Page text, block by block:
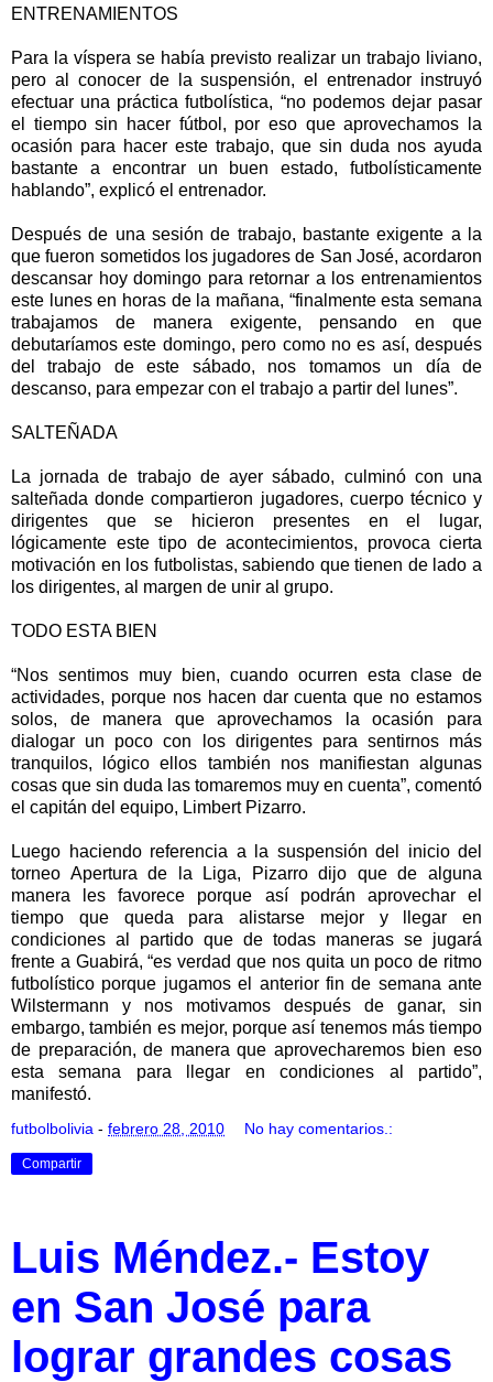
ENTRENAMIENTOS
Para la víspera se había previsto realizar un trabajo liviano,
pero al conocer de la suspensión, el entrenador instruyó
efectuar una práctica futbolística, “no podemos dejar pasar
el tiempo sin hacer fútbol, por eso que aprovechamos la
ocasión para hacer este trabajo, que sin duda nos ayuda
bastante a encontrar un buen estado, futbolísticamente
hablando”, explicó el entrenador.
Después de una sesión de trabajo, bastante exigente a la
que fueron sometidos los jugadores de San José, acordaron
descansar hoy domingo para retornar a los entrenamientos
este lunes en horas de la mañana, “finalmente esta semana
trabajamos de manera exigente, pensando en que
debutaríamos este domingo, pero como no es así, después
del trabajo de este sábado, nos tomamos un día de
descanso, para empezar con el trabajo a partir del lunes”.
SALTEÑADA
La jornada de trabajo de ayer sábado, culminó con una
salteñada donde compartieron jugadores, cuerpo técnico y
dirigentes que se hicieron presentes en el lugar,
lógicamente este tipo de acontecimientos, provoca cierta
motivación en los futbolistas, sabiendo que tienen de lado a
los dirigentes, al margen de unir al grupo.
TODO ESTA BIEN
“Nos sentimos muy bien, cuando ocurren esta clase de
actividades, porque nos hacen dar cuenta que no estamos
solos, de manera que aprovechamos la ocasión para
dialogar un poco con los dirigentes para sentirnos más
tranquilos, lógico ellos también nos manifiestan algunas
cosas que sin duda las tomaremos muy en cuenta”, comentó
el capitán del equipo, Limbert Pizarro.
Luego haciendo referencia a la suspensión del inicio del
torneo Apertura de la Liga, Pizarro dijo que de alguna
manera les favorece porque así podrán aprovechar el
tiempo que queda para alistarse mejor y llegar en
condiciones al partido que de todas maneras se jugará
frente a Guabirá, “es verdad que nos quita un poco de ritmo
futbolístico porque jugamos el anterior fin de semana ante
Wilstermann y nos motivamos después de ganar, sin
embargo, también es mejor, porque así tenemos más tiempo
de preparación, de manera que aprovecharemos bien eso
esta semana para llegar en condiciones al partido”,
manifestó.
futbolbolivia - febrero 28, 2010 No hay comentarios.:
Compartir
Luis Méndez.- Estoy
en San José para
lograr grandes cosas